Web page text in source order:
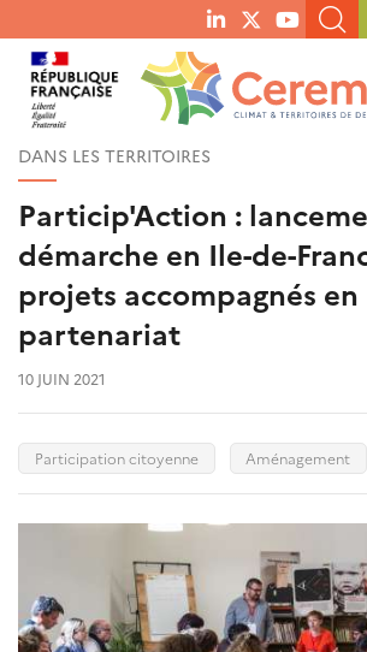
menu
social
links
RECHERCHER UN MOT-CLÉ, UNE PUBLICATION, ETC.
QUE RECHERCHEZ-VOUS ?
DANS LES TERRITOIRES
Particip'Action :
démarche en Ile-de-
projets accompagnés en
partenariat
10 JUIN 2021
Participation citoyenne Aménagement